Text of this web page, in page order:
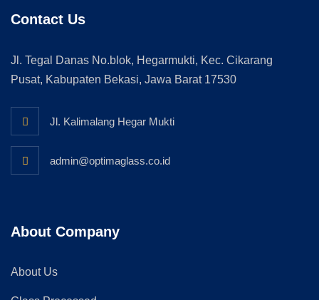
Contact Us
Jl. Tegal Danas No.blok, Hegarmukti, Kec. Cikarang
Pusat, Kabupaten Bekasi, Jawa Barat 17530
Jl. Kalimalang Hegar Mukti
admin@optimaglass.co.id
About Company
About Us